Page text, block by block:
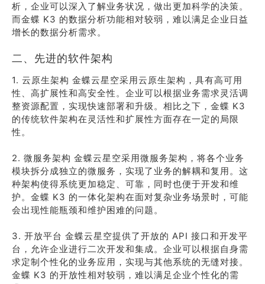
析，企业可以深入了解业务状况，做出更加科学的决策。
而金蝶 K3 的数据分析功能相对较弱，难以满足企业日益
增长的数据分析需求。
二、先进的软件架构
1. 云原生架构 金蝶云星空采用云原生架构，具有高可用
性、高扩展性和高安全性。企业可以根据业务需求灵活调
整资源配置，实现快速部署和升级。相比之下，金蝶 K3
的传统软件架构在灵活性和扩展性方面存在一定的局限
性。
2. 微服务架构 金蝶云星空采用微服务架构，将各个业务
模块拆分成独立的微服务，实现了业务的解耦和复用。这
种架构使得系统更加稳定、可靠，同时也便于开发和维
护。金蝶 K3 的一体化架构在面对复杂业务场景时，可能
会出现性能瓶颈和维护困难的问题。
3. 开放平台 金蝶云星空提供了开放的 API 接口和开发平
台，允许企业进行二次开发和集成。企业可以根据自身需
求定制个性化的业务应用，实现与其他系统的无缝对接。
金蝶 K3 的开放性相对较弱，难以满足企业个性化的需